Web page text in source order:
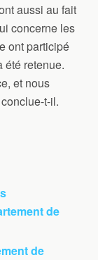
aussi au fait
concerne les
ont participé
été retenue.
et nous
t-il.
de
de